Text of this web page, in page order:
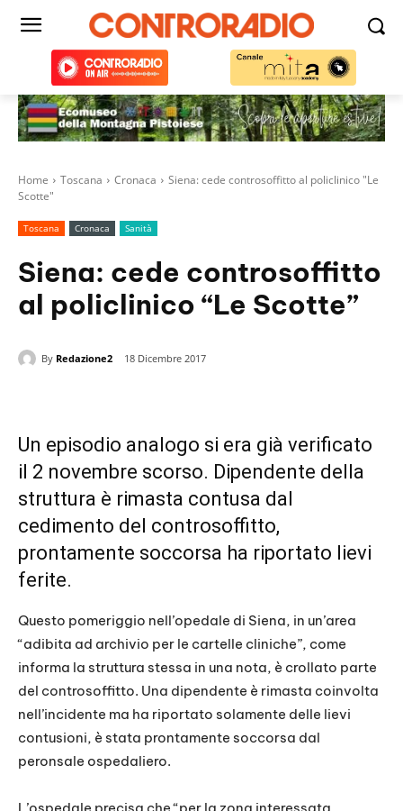
Home Toscana Cronaca
Siena: cede controsoffitto al policlinico "Le
Scotte"
Toscana Cronaca Sanità
Siena: cede controsoffitto
al policlinico “Le Scotte”
By Redazione2 18 Dicembre 2017
Un episodio analogo si era già verificato
il 2 novembre scorso. Dipendente della
struttura è rimasta contusa dal
cedimento del controsoffitto,
prontamente soccorsa ha riportato lievi
ferite.
Questo pomeriggio nell’opedale di Siena, in un’area
“adibita ad archivio per le cartelle cliniche”, come
informa la struttura stessa in una nota, è crollato parte
del controsoffitto. Una dipendente è rimasta coinvolta
nell’incidente ma ha riportato solamente delle lievi
contusioni, è stata prontamente soccorsa dal
peronsale ospedaliero.